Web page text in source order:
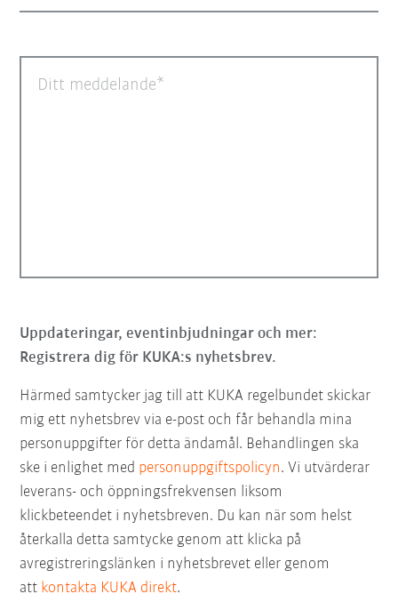
Ditt meddelande
Uppdateringar, eventinbjudningar och mer:
Registrera dig för KUKA:s nyhetsbrev.
Härmed samtycker jag till att KUKA regelbundet skickar
mig ett nyhetsbrev via e-post och får behandla mina
personuppgifter för detta ändamål. Behandlingen ska
ske i enlighet med personuppgiftspolicyn. Vi utvärderar
leverans- och öppningsfrekvensen liksom
klickbeteendet i nyhetsbreven. Du kan när som helst
återkalla detta samtycke genom att klicka på
avregistreringslänken i nyhetsbrevet eller genom
att kontakta KUKA direkt.